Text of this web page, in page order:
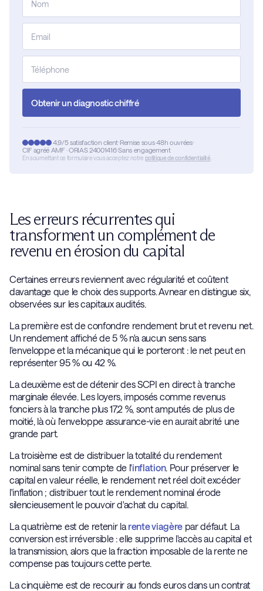
Obtenir un diagnostic chiffré
4,9/5 satisfaction client Remise sous 48h ouvrées
CIF agréé AMF · ORIAS 24001416 Sans engagement
En soumettant ce formulaire vous acceptez notre politique de confidentialité
Les erreurs récurrentes qui
transforment un complément de
revenu en érosion du capital
Certaines erreurs reviennent avec régularité et coûtent
davantage que le choix des supports. Avnear en distingue six,
observées sur les capitaux audités.
La première est de confondre rendement brut et revenu net.
Un rendement affiché de 5 % n'a aucun sens sans
l'enveloppe et la mécanique qui le porteront : le net peut en
représenter 95 % ou 42 %.
La deuxième est de détenir des SCPI en direct à tranche
marginale élevée. Les loyers, imposés comme revenus
fonciers à la tranche plus 17,2 %, sont amputés de plus de
moitié, là où l'enveloppe assurance-vie en aurait abrité une
grande part.
La troisième est de distribuer la totalité du rendement
nominal sans tenir compte de l'inflation. Pour préserver le
capital en valeur réelle, le rendement net réel doit excéder
l'inflation ; distribuer tout le rendement nominal érode
silencieusement le pouvoir d'achat du capital.
La quatrième est de retenir la rente viagèrepar défaut. La
conversion est irréversible : elle supprime l'accès au capital et
la transmission, alors que la fraction imposable de la rente ne
compense pas toujours cette perte.
La cinquième est de recourir au fonds euros dans un contrat